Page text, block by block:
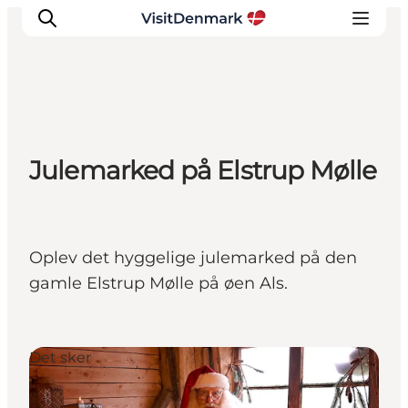
Inspiration
Destinationer
Planlæg ferien
Julemarked på Elstrup Mølle
Oplev det hyggelige julemarked på den
gamle Elstrup Mølle på øen Als.
Det sker